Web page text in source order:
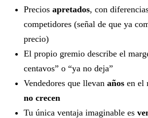
Precios apretados, con
competidores (señal de que ya
precio)
El propio gremio describe el
centavos” o “ya no deja”
Vendedores que llevan años en el
no crecen
Tu única ventaja imaginable es